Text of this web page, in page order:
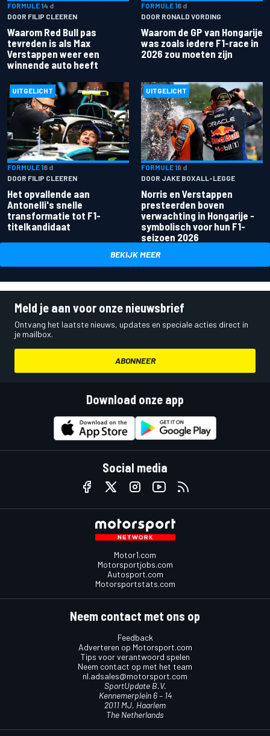
FORMULE 14 d
DOOR FILIP CLEEREN
Waarom Red Bull pas
tevreden is als Max
Verstappen weer een
winnende auto heeft
FORMULE 16 d
DOOR RONALD VORDING
Waarom de GP van Hongarije
was zoals iedere F1-race in
2026 zou moeten zijn
UITGELICHT
FORMULE 18 d
DOOR FILIP CLEEREN
Het opvallende aan
Antonelli's snelle
transformatie tot F1-
titelkandidaat
UITGELICHT
FORMULE 19 d
DOOR JAKE BOXALL-LEGGE
Norris en Verstappen
presteerden boven
verwachting in Hongarije -
symbolisch voor hun F1-
seizoen 2026
BEKIJK MEER
Meld je aan voor onze nieuwsbrief
Ontvang het laatste nieuws, updates en speciale acties direct in
je mailbox.
ABONNEER
Download onze app
Social media
Motor1.com
Motorsportjobs.com
Autosport.com
Motorsportstats.com
Neem contact met ons op
Feedback
Adverteren op Motorsport.com
Tips voor verantwoord spelen
Neem contact op met het team
nl.adsales@motorsport.com
SportUpdate B.V.
Kennemerplein 6 – 14
2011 MJ, Haarlem
The Netherlands